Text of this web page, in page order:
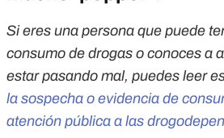
Si eres una persona que puede
consumo de drogas o conoces a
estar pasando mal, puedes leer
la sospecha o evidencia de
atención pública a las